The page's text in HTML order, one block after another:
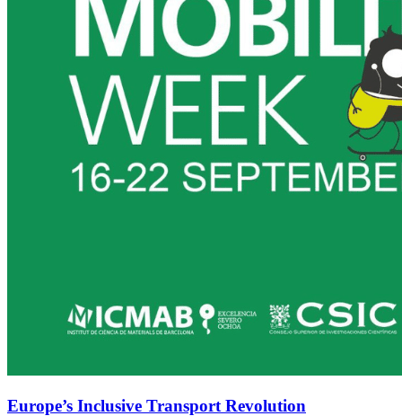
Europe’s Inclusive Transport Revolution